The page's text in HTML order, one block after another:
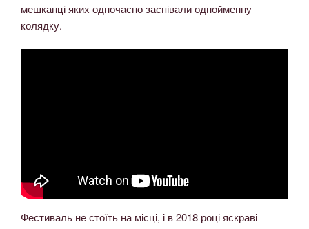
мешканці яких одночасно заспівали однойменну
колядку.
Фестиваль не стоїть на місці, і в 2018 році яскраві